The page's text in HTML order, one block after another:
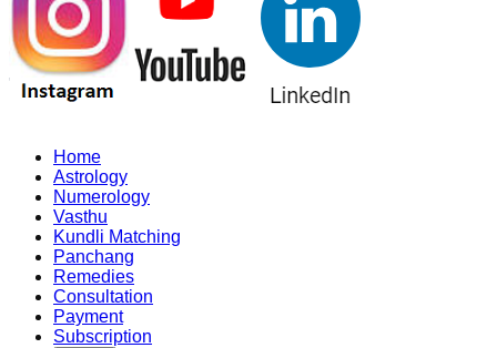
Home
Astrology
Numerology
Vasthu
Kundli Matching
Panchang
Remedies
Consultation
Payment
Subscription